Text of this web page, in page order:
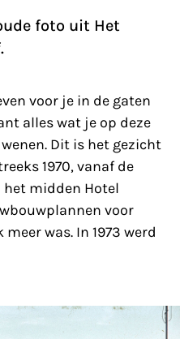
foto uit Het
voor je in de gaten
alles wat je op deze
Dit is het gezicht
1970, vanaf de
het midden Hotel
voor
was. In 1973 werd